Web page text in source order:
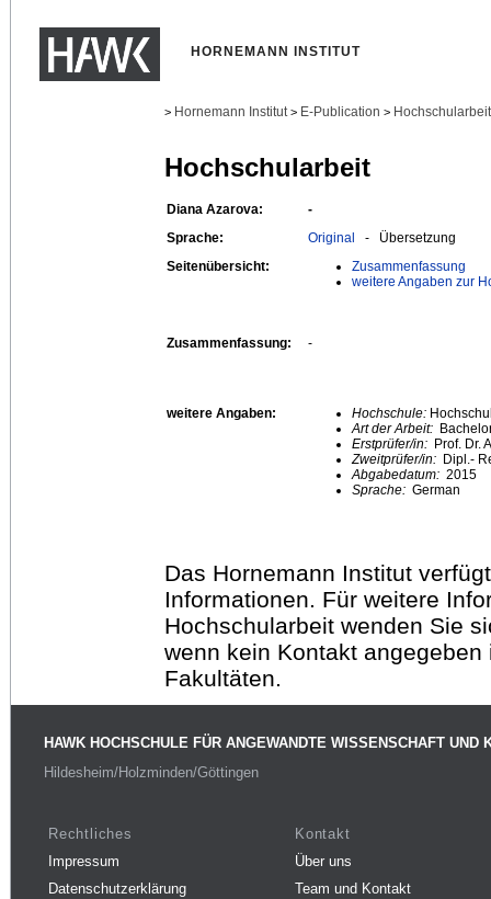
HORNEMANN INSTITUT
> Hornemann Institut > E-Publication >
Hochschularbeit
Diana Azarova:
-
Sprache:
Original - Übersetzung
Seitenübersicht:
Zusammenfassung
weitere Angaben zur
Zusammenfassung: -
weitere Angaben: Hochschule:
Art der Arbeit:
Erstprüfer/in: Prof. Dr.
Zweitprüfer/in: Dipl.-
Abgabedatum: 2015
Sprache: German
Das Hornemann Institut
Informationen. Für weitere
Hochschularbeit wenden Sie
wenn kein Kontakt
Fakultäten.
HAWK HOCHSCHULE FÜR ANGEWANDTE WISSENSCHAFT UND
Hildesheim/Holzminden/Göttingen
Rechtliches
Impressum
Datenschutzerklärung
Kontakt
Über uns
Team und Kontakt